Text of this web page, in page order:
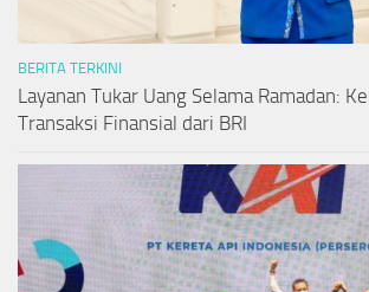
BERITA TERKINI
Layanan Tukar Uang Selama Ramadan:
Transaksi Finansial dari BRI